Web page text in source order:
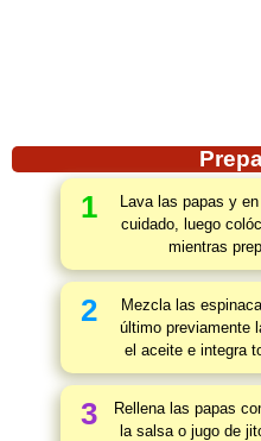
1
Lava las papas y
cuidado, luego
mientras
2
Mezcla las
último previamente
el aceite e integra
3
Rellena las papas
la salsa o jugo de